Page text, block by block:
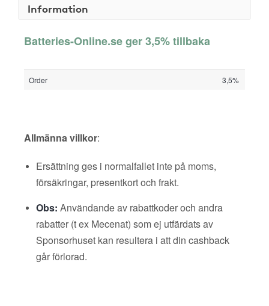
Information
Batteries-Online.se ger 3,5% tillbaka
Order 3,5%
Allmänna villkor:
Ersättning ges i normalfallet inte på moms,
försäkringar, presentkort och frakt.
Obs: Användande av rabattkoder och andra
rabatter (t ex Mecenat) som ej utfärdats av
Sponsorhuset kan resultera i att din cashback
går förlorad.